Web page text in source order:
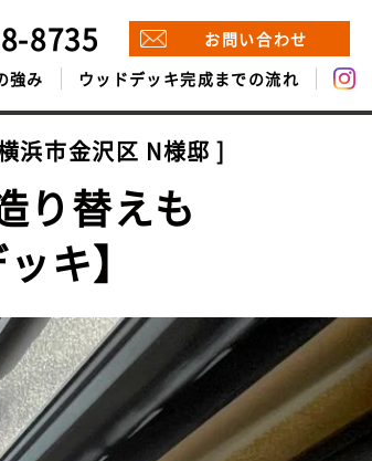
8735
お問い合わせ
強み ウッドデッキ完成までの流れ
浜市金沢区 N様邸
り替えも
キ】